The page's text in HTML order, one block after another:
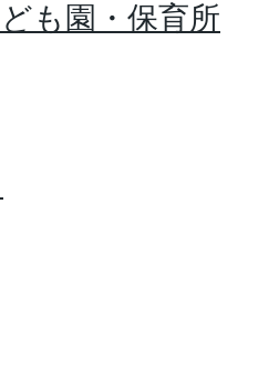
も園・保育所